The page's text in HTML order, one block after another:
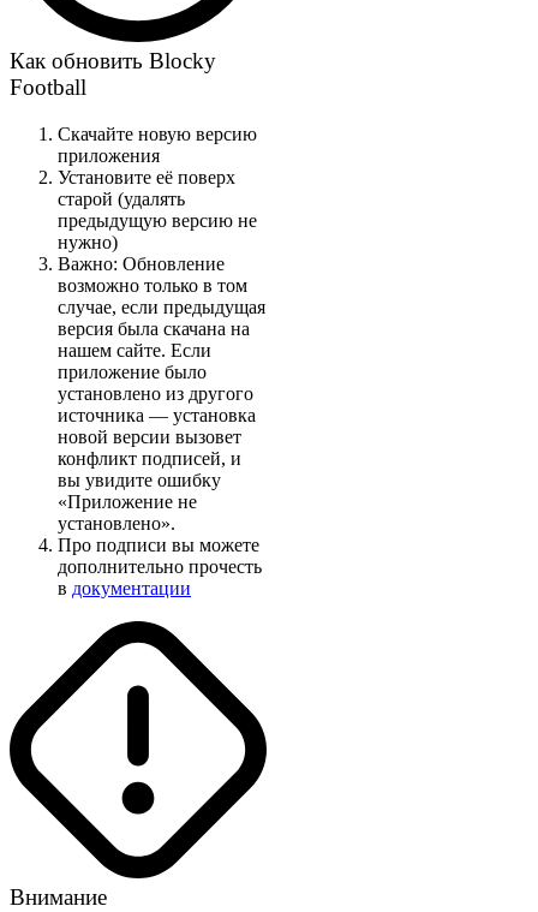
Как обновить Blocky
Football
Скачайте новую версию
приложения
Установите её поверх
старой (удалять
предыдущую версию не
нужно)
Важно: Обновление
возможно только в том
случае, если предыдущая
версия была скачана на
нашем сайте. Если
приложение было
установлено из другого
источника — установка
новой версии вызовет
конфликт подписей, и
вы увидите ошибку
«Приложение не
установлено».
Про подписи вы можете
дополнительно прочесть
в документации
Внимание